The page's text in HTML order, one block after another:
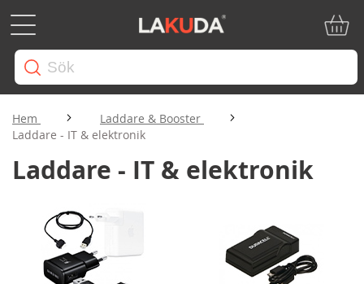
Hem
Laddare & Booster
Laddare - IT & elektronik
Laddare - IT & elektronik